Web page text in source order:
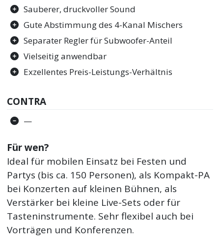
Sauberer, druckvoller Sound
Gute Abstimmung des 4-Kanal Mischers
Separater Regler für Subwoofer-Anteil
Vielseitig anwendbar
Exzellentes Preis-Leistungs-Verhältnis
CONTRA
—
Für wen?
Ideal für mobilen Einsatz bei Festen und
Partys (bis ca. 150 Personen), als Kompakt-PA
bei Konzerten auf kleinen Bühnen, als
Verstärker bei kleine Live-Sets oder für
Tasteninstrumente. Sehr flexibel auch bei
Vorträgen und Konferenzen.